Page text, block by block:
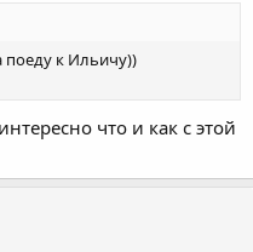
поеду к Ильичу))
что и как с этой